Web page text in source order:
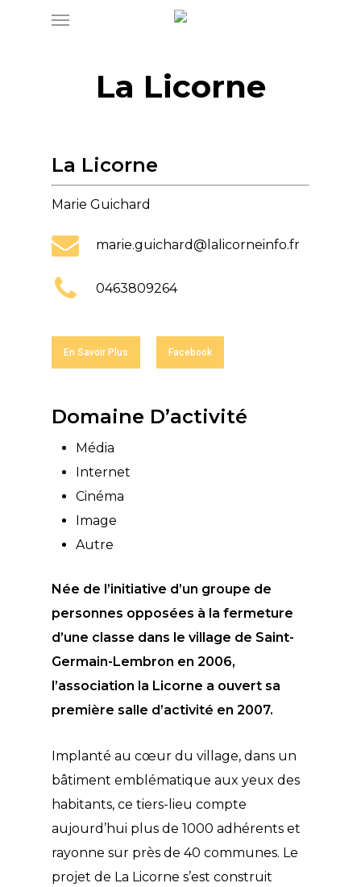
Menu
La Licorne
La Licorne
Marie Guichard
marie.guichard@lalicorneinfo.fr
0463809264
En Savoir Plus Facebook
Domaine D’activité
Média
Internet
Cinéma
Image
Autre
Née de l’initiative d’un groupe de
personnes opposées à la fermeture
d’une classe dans le village de Saint-
Germain-Lembron en 2006,
l’association la Licorne a ouvert sa
première salle d’activité en 2007.
Implanté au cœur du village, dans un
bâtiment emblématique aux yeux des
habitants, ce tiers-lieu compte
aujourd’hui plus de 1000 adhérents et
rayonne sur près de 40 communes. Le
projet de La Licorne s’est construit